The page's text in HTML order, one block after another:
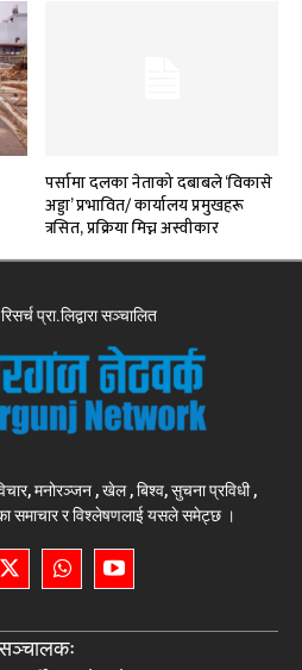
पर्सामा दलका नेताको दबाबले ‘विकासे
अड्डा’ प्रभावित/ कार्यालय प्रमुखहरू
त्रसित, प्रक्रिया मिच्न अस्वीकार
प्रा.लिद्वारा सञ्चालित
मनोरञ्जन , खेल , बिश्व, सुचना प्रविधी ,
समाचार र विश्लेषणलाई यसले समेट्छ ।